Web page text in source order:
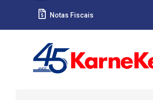
Notas Fiscais